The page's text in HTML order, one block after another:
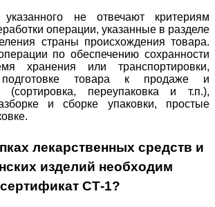
не отвечают критериям
операции, указанные в разделе
страны происхождения товара.
по обеспечению сохранности
хранения или транспортировки,
товара к продаже и
(сортировка, переупаковка и т.п.),
и сборке упаковки, простые
лекарственных средств и
изделий необходим
сертификат СТ-1?